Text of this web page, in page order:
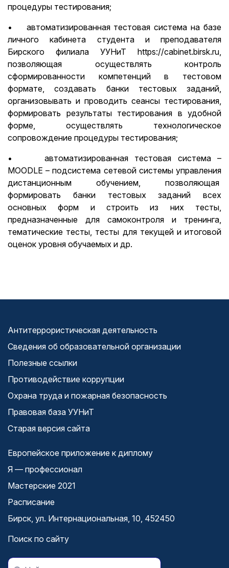
процедуры тестирования;
• автоматизированная тестовая система на базе
личного кабинета студента и преподавателя
Бирского филиала УУНиТ https://cabinet.birsk.ru,
позволяющая осуществлять контроль
сформированности компетенций в тестовом
формате, создавать банки тестовых заданий,
организовывать и проводить сеансы тестирования,
формировать результаты тестирования в удобной
форме, осуществлять технологическое
сопровождение процедуры тестирования;
• автоматизированная тестовая система –
MOODLE – подсистема сетевой системы управления
дистанционным обучением, позволяющая
формировать банки тестовых заданий всех
основных форм и строить из них тесты,
предназначенные для самоконтроля и тренинга,
тематические тесты, тесты для текущей и итоговой
оценок уровня обучаемых и др.
Антитеррористическая деятельность
Сведения об образовательной организации
Полезные ссылки
Противодействие коррупции
Охрана труда и пожарная безопасность
Правовая база УУНиТ
Старая версия сайта
Европейское приложение к диплому
Я — профессионал
Мастерские 2021
Расписание
Бирск, ул. Интернациональная, 10, 452450
Поиск по сайту